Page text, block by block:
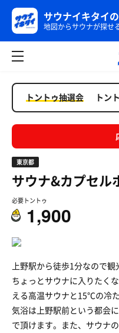
サウナイキタイ
地図からサウナが探せ
トントゥ抽選会 トン
東京都
サウナ&カプセル
必要トントゥ
1,900
上野駅から徒歩1分なので
ちょっとサウナに入りたく
える高温サウナと15℃の冷
気浴は上野駅前という都会
で頂けます。また、サウナ